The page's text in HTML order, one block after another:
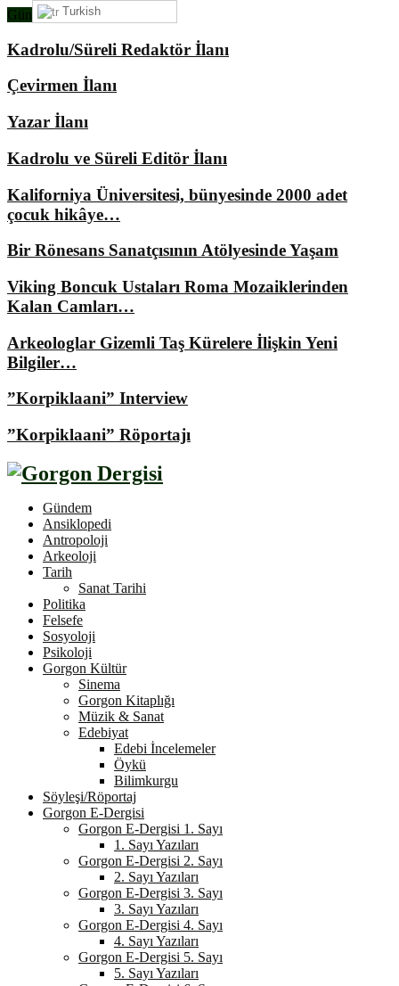
Gündemimizde Ne Var?
Kadrolu/Süreli Redaktör İlanı
Çevirmen İlanı
Yazar İlanı
Kadrolu ve Süreli Editör İlanı
Kaliforniya Üniversitesi, bünyesinde 2000 adet
çocuk hikâye…
Bir Rönesans Sanatçısının Atölyesinde Yaşam
Viking Boncuk Ustaları Roma Mozaiklerinden
Kalan Camları…
Arkeologlar Gizemli Taş Kürelere İlişkin Yeni
Bilgiler…
”Korpiklaani” Interview
”Korpiklaani” Röportajı
Gündem
Ansiklopedi
Antropoloji
Arkeoloji
Tarih
Sanat Tarihi
Politika
Felsefe
Sosyoloji
Psikoloji
Gorgon Kültür
Sinema
Gorgon Kitaplığı
Müzik & Sanat
Edebiyat
Edebi İncelemeler
Öykü
Bilimkurgu
Söyleşi/Röportaj
Gorgon E-Dergisi
Gorgon E-Dergisi 1. Sayı
1. Sayı Yazıları
Gorgon E-Dergisi 2. Sayı
2. Sayı Yazıları
Gorgon E-Dergisi 3. Sayı
3. Sayı Yazıları
Gorgon E-Dergisi 4. Sayı
4. Sayı Yazıları
Gorgon E-Dergisi 5. Sayı
5. Sayı Yazıları
Turkish